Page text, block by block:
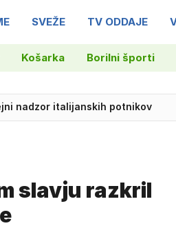
SVEŽE TV ODDAJE
Košarka Borilni športi
nadzor italijanskih potnikov
Wernerja Herzoga
slavju razkril